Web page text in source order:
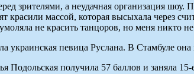
зрителями, а неудачная организация
красили массой, которая высыхала через
не красить танцоров, но меня никто
украинская певица Руслана. В
Подольская получила 57 баллов и заняла